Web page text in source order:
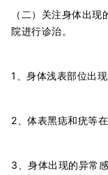
（二）关注身体出
院进行诊治。
1、身体浅表部位出现
2、体表黑痣和疣等
3、身体出现的异常